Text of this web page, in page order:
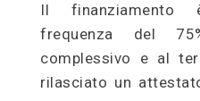
Il finanziamento
frequenza del
complessivo e al
rilasciato un